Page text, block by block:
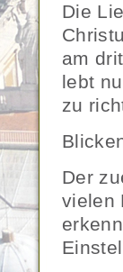
Die
am
lebt
zu
Der
vielen